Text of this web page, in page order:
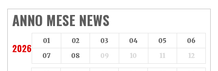
ANNO MESE NEWS
2026
01 02 03 04 05
06
07
08 09 10 11 12